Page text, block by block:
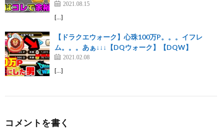
2021.08.15
[…]
【ドラクエウォーク】心珠100万P。。。イフレ
ム。。。あぁ↓↓↓【DQウォーク】【DQW】
2021.02.08
[…]
コメントを書く